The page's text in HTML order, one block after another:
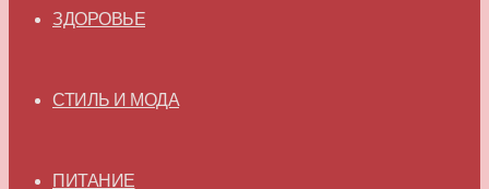
ЗДОРОВЬЕ
СТИЛЬ И МОДА
ПИТАНИЕ